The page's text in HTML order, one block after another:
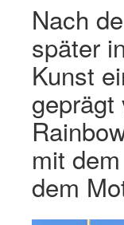
Nach
später
Kunst
mit
dem